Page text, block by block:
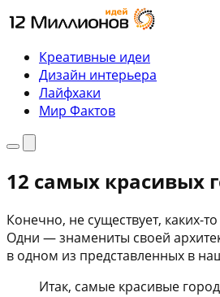
Перейти
к
содержимому
Креативные идеи
Дизайн интерьера
Лайфхаки
Мир Фактов
МенюПоиск
12 самых красивых
Конечно, не существует, каких-
Одни — знамениты своей
в одном из представленных в
Итак, самые красивые